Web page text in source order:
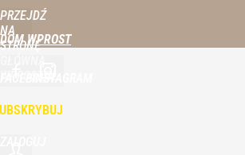
PRZEJDŹ
NA
STRONĘ
DOM WPROST